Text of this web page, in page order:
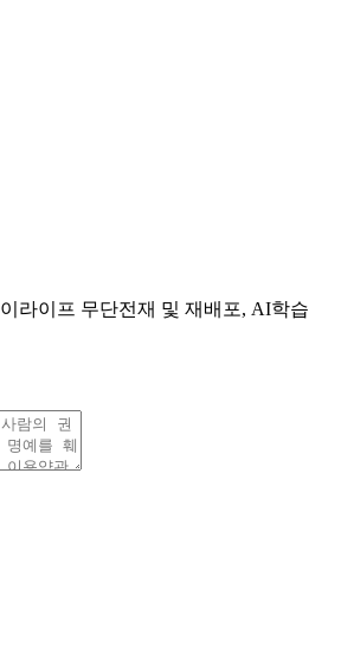
라이프 무단전재 및 재배포, AI학습